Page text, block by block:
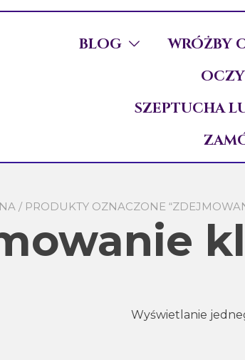
BLOG WRÓŻBY
SZEPTUCHA
/ PRODUKTY OZNACZONE
Wyświetlanie